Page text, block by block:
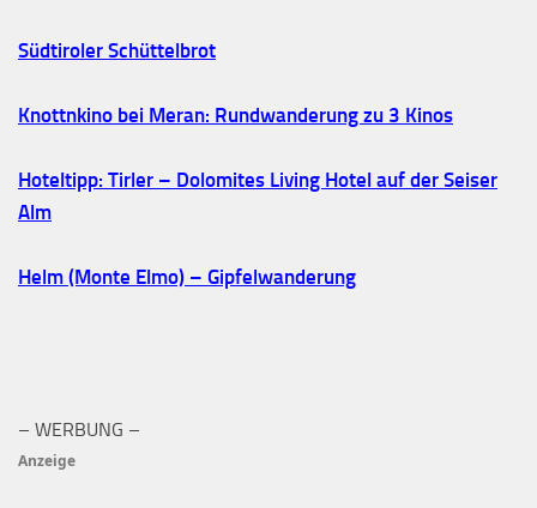
Südtiroler Schüttelbrot
Knottnkino bei Meran: Rundwanderung zu 3 Kinos
Hoteltipp: Tirler – Dolomites Living Hotel auf der Seiser
Alm
Helm (Monte Elmo) – Gipfelwanderung
– WERBUNG –
Anzeige